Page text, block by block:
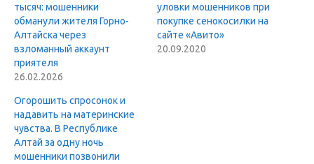
тысяч: мошенники
обманули жителя Горно-
Алтайска через
взломанный аккаунт
приятеля
26.02.2026
уловки мошенников при
покупке сенокосилки на
сайте «Авито»
20.09.2020
Огорошить спросонок и
надавить на материнские
чувства. В Республике
Алтай за одну ночь
мошенники позвонили